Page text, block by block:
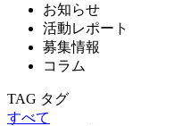
お知らせ
活動レポート
募集情報
コラム
TAG タグ
すべて